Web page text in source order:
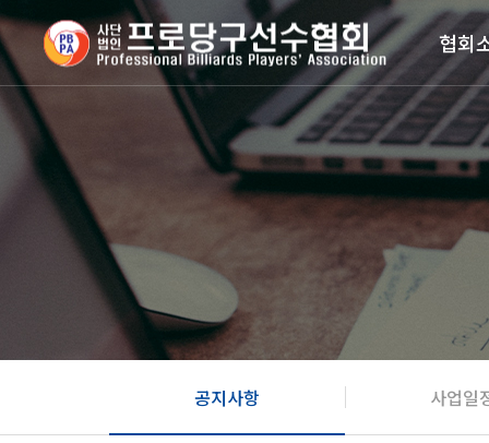
협회
공지사항 사업일